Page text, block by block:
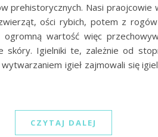
prehistorycznych. Nasi praojcowie
ości rybich, potem z
ogromną wartość więc
skóry. Igielniki te, zależnie od
igieł zajmowali się
CZYTAJ DALEJ